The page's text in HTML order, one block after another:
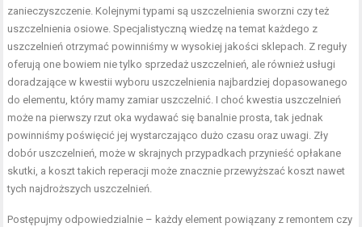
zanieczyszczenie. Kolejnymi typami są uszczelnienia sworzni czy też
uszczelnienia osiowe. Specjalistyczną wiedzę na temat każdego z
uszczelnień otrzymać powinniśmy w wysokiej jakości sklepach. Z reguły
oferują one bowiem nie tylko sprzedaż uszczelnień, ale również usługi
doradzające w kwestii wyboru uszczelnienia najbardziej dopasowanego
do elementu, który mamy zamiar uszczelnić. I choć kwestia uszczelnień
może na pierwszy rzut oka wydawać się banalnie prosta, tak jednak
powinniśmy poświęcić jej wystarczająco dużo czasu oraz uwagi. Zły
dobór uszczelnień, może w skrajnych przypadkach przynieść opłakane
skutki, a koszt takich reperacji może znacznie przewyższać koszt nawet
tych najdroższych uszczelnień.
Postępujmy odpowiedzialnie – każdy element powiązany z remontem czy